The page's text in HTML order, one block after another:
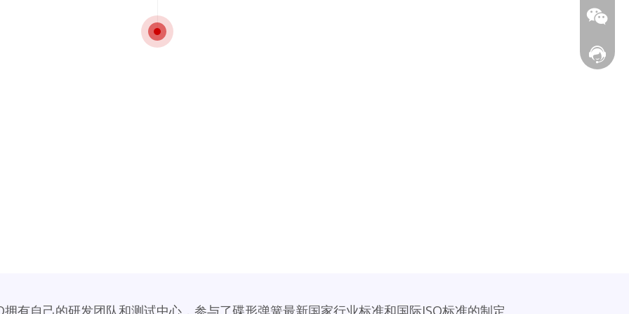
拥有自己的研发团队和测试中心，参与了碟形弹簧最新国家行业标准和国际ISO标准的制定。
在线客服